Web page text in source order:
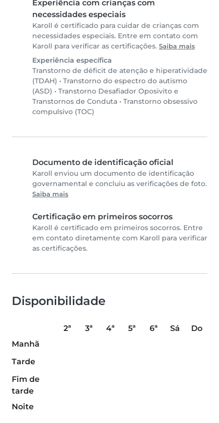
Experiência com crianças com
necessidades especiais
Karoll é certificado para cuidar de crianças com
necessidades especiais. Entre em contato com
Karoll para verificar as certificações. Saiba mais
Experiência específica
Transtorno de déficit de atenção e hiperatividade
(TDAH) • Transtorno do espectro do autismo
(ASD) • Transtorno Desafiador Oposivito e
Transtornos de Conduta • Transtorno obsessivo
compulsivo (TOC)
Documento de identificação oficial
Karoll enviou um documento de identificação
governamental e concluiu as verificações de foto.
Saiba mais
Certificação em primeiros socorros
Karoll é certificado em primeiros socorros. Entre
em contato diretamente com Karoll para verificar
as certificações.
Disponibilidade
2ª 3ª 4ª 5ª 6ª Sá
Do
Manhã
Tarde
Fim de
tarde
Noite